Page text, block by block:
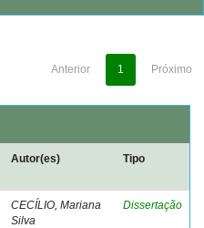
Anterior 1 Próximo
Autor(es) Tipo
CECÍLIO, Mariana
Silva
Dissertação